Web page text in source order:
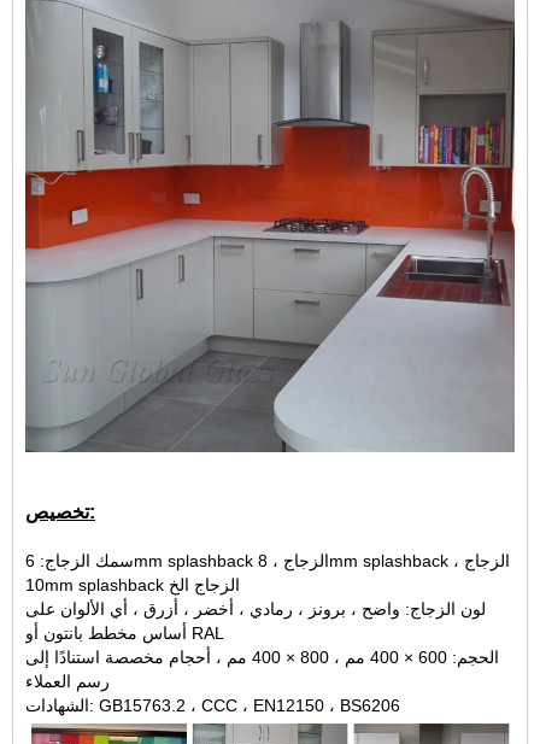
تخصيص:
سمك الزجاج: 6mm splashback الزجاج ، 8mm splashback الزجاج ،
10mm splashback الزجاج الخ
لون الزجاج: واضح ، برونز ، رمادي ، أخضر ، أزرق ، أي الألوان على
أساس مخطط بانتون أو RAL
الحجم: 600 × 400 مم ، 800 × 400 مم ، أحجام مخصصة استنادًا إلى
رسم العملاء
الشهادات: GB15763.2 ، CCC ، EN12150 ، BS6206